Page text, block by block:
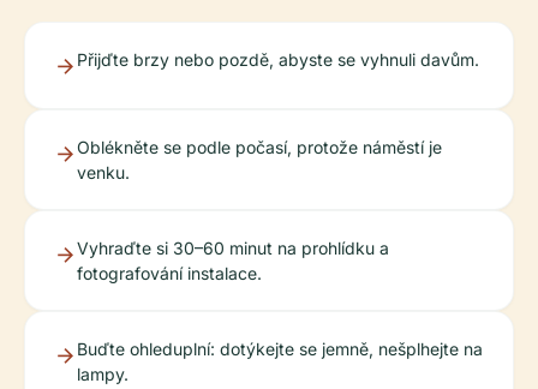
Přijďte brzy nebo pozdě, abyste se vyhnuli davům.
Oblékněte se podle počasí, protože náměstí je
venku.
Vyhraďte si 30–60 minut na prohlídku a
fotografování instalace.
Buďte ohleduplní: dotýkejte se jemně, nešplhejte na
lampy.